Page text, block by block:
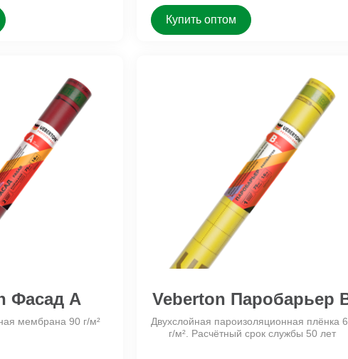
Купить оптом
Фасад A
мембрана 90 г/м²
Veberton Паробарьер
Двухслойная пароизоляционная плёнка
г/м². Расчётный срок службы 50 лет